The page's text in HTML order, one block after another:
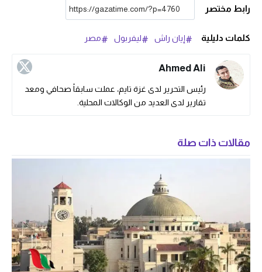
رابط مختصر
كلمات دليلية إيان راش ليفربول مصر
Ahmed Ali
رئيس التحرير لدى غزة تايم، عملت سابقاً صحافي ومعد
تقارير لدى العديد من الوكالات المحلية.
مقالات ذات صلة